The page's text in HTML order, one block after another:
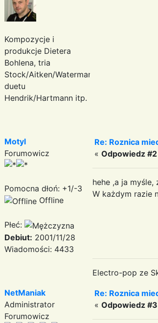
Kompozycje i
produkcje Dietera
Bohlena, tria
Stock/Aitken/Waterman,
duetu
Hendrik/Hartmann itp.
Motyl
Forumowicz
Pomocna dłoń: +1/-3
Offline
Płeć:
Debiut: 2001/11/28
Wiadomości: 4433
Re: Roznica
« Odpowiedz #2
hehe ,a ja
W każdym razie
Electro-pop ze
NetManiak
Administrator
Forumowicz
Re: Roznica
« Odpowiedz